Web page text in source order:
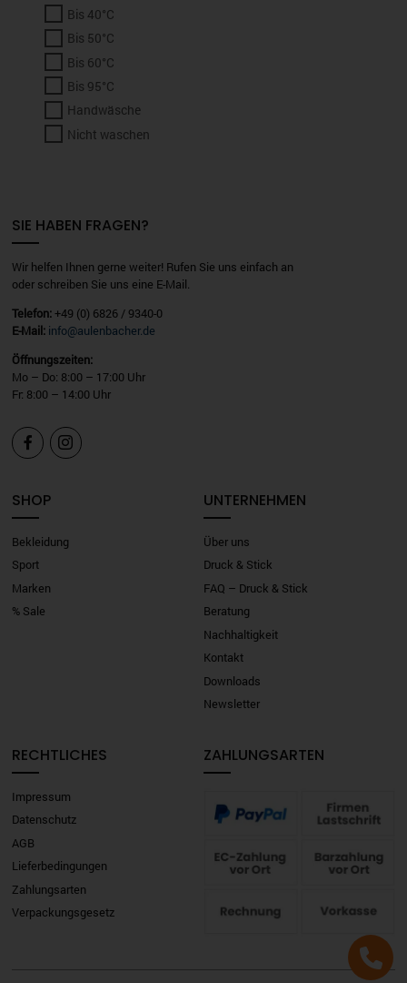
Bis 40°C
Bis 50°C
Bis 60°C
Bis 95°C
Handwäsche
Nicht waschen
SIE HABEN FRAGEN?
Wir helfen Ihnen gerne weiter! Rufen Sie uns einfach an
oder schreiben Sie uns eine E-Mail.
Telefon:+49 (0) 6826 / 9340-0
E-Mail: info@aulenbacher.de
Öffnungszeiten:
Mo – Do: 8:00 – 17:00 Uhr
Fr: 8:00 – 14:00 Uhr
 
SHOP
Bekleidung
Sport
Marken
% Sale
UNTERNEHMEN
Über uns
Druck & Stick
FAQ – Druck & Stick
Beratung
Nachhaltigkeit
Kontakt
Downloads
Newsletter
RECHTLICHES
Impressum
Datenschutz
AGB
Lieferbedingungen
Zahlungsarten
Verpackungsgesetz
ZAHLUNGSARTEN